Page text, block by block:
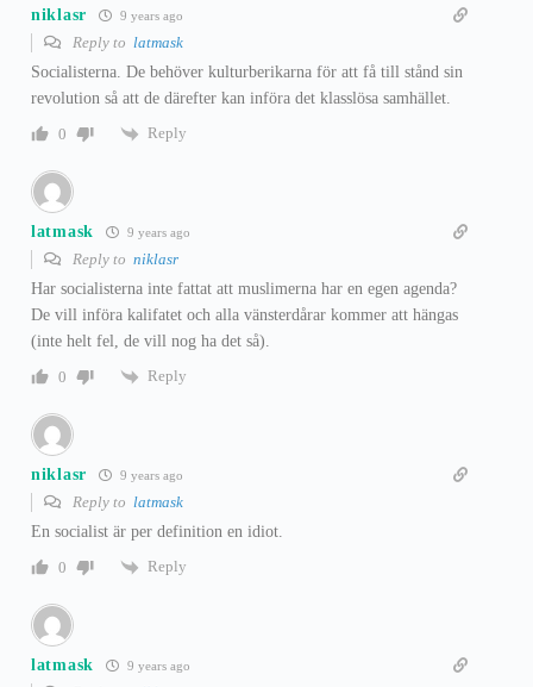
niklasr 9 years ago
Reply to latmask
Socialisterna. De behöver kulturberikarna för att få till stånd sin
revolution så att de därefter kan införa det klasslösa samhället.
0
Reply
latmask 9 years ago
Reply to niklasr
Har socialisterna inte fattat att muslimerna har en egen agenda?
De vill införa kalifatet och alla vänsterdårar kommer att hängas
(inte helt fel, de vill nog ha det så).
0
Reply
niklasr 9 years ago
Reply to latmask
En socialist är per definition en idiot.
0
Reply
latmask 9 years ago